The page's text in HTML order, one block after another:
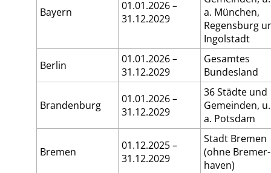
Bayern
01.01.2026 –
31.12.2029
a. München,
Regens­burg
Ingol­stadt
Berlin
01.01.2026 –
31.12.2029
Gesamtes
Bundes­land
Branden­burg
01.01.2026 –
31.12.2029
36 Städte und
Gemeinden, u.
a. Potsdam
Bremen
01.12.2025 –
31.12.2029
Stadt Bremen
(ohne Bremer­
haven)